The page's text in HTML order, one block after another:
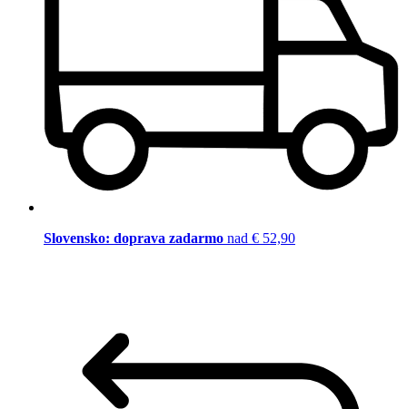
Slovensko: doprava zadarmo nad € 52,90